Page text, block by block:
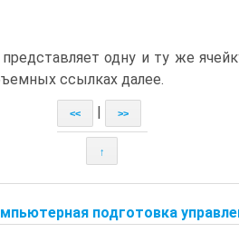
одну и ту же
ссылках далее.
<< >>
↑
подготовка